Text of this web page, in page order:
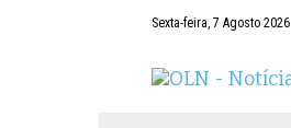
Sexta-feira, 7 Agosto 2026